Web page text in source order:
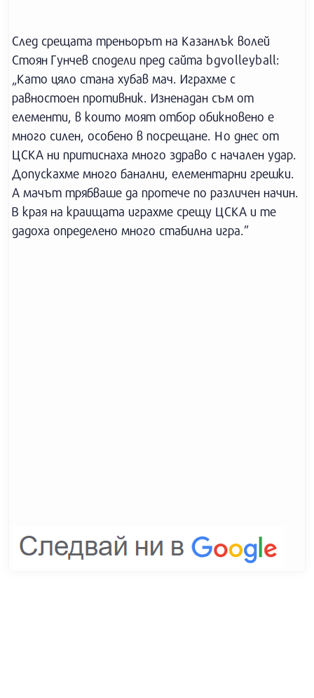
След срещата треньорът на Казанлък волей
Стоян Гунчев сподели пред сайта bgvolleyball:
„Като цяло стана хубав мач. Играхме с
равностоен противник. Изненадан съм от
елементи, в които моят отбор обикновено е
много силен, особено в посрещане. Но днес от
ЦСКА ни притиснаха много здраво с начален удар.
Допускахме много банални, елементарни грешки.
А мачът трябваше да протече по различен начин.
В края на краищата играхме срещу ЦСКА и те
дадоха определено много стабилна игра.”